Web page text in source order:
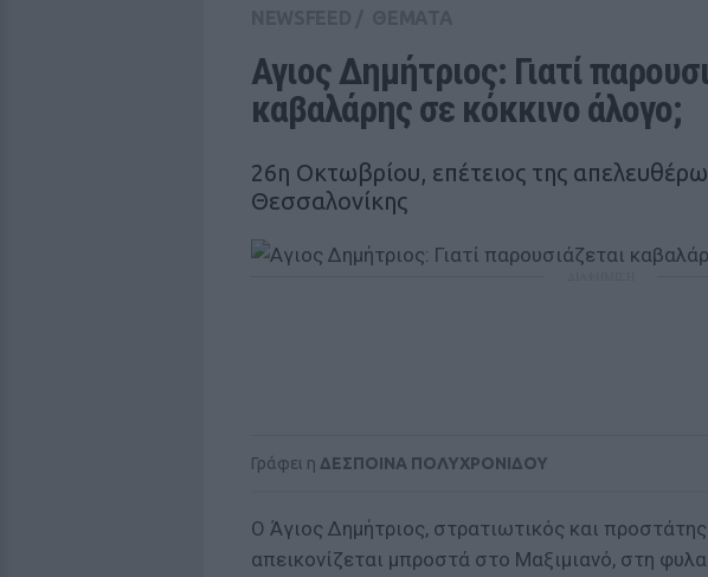
Αγιος Δημήτριος: Γιατί
καβαλάρης σε κόκκινο άλογο;
26η Οκτωβρίου, επέτειος της
Θεσσαλονίκης
Γράφει η ΔΕΣΠΟΙΝΑ ΠΟΛΥΧΡΟΝΙΔΟΥ
Ο Άγιος Δημήτριος, στρατιωτικός και
απεικονίζεται μπροστά στο Μαξιμιανό, στη